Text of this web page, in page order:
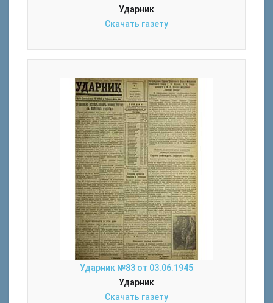
Ударник
Скачать газету
Ударник №83 от 03.06.1945
Ударник
Скачать газету